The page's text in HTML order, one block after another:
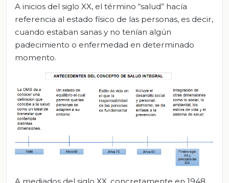
A inicios del siglo XX, el término “salud” hacía
referencia al estado físico de las personas, es decir,
cuando estaban sanas y no tenían algún
padecimiento o enfermedad en determinado
momento.